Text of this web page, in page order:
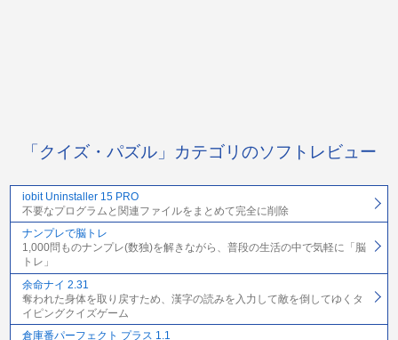
「クイズ・パズル」カテゴリのソフトレビュー
iobit Uninstaller 15 PRO
不要なプログラムと関連ファイルをまとめて完全に削除
ナンプレで脳トレ
1,000問ものナンプレ(数独)を解きながら、普段の生活の中で気軽に「脳
トレ」
余命ナイ 2.31
奪われた身体を取り戻すため、漢字の読みを入力して敵を倒してゆくタ
イピングクイズゲーム
倉庫番パーフェクト プラス 1.1